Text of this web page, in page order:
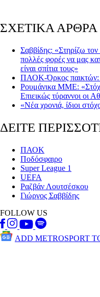
ΣΧΕΤΙΚΑ ΑΡΘΡΑ
Σαββίδης: «Στηρίζω
πολλές φορές να μας
είναι σπίτια τους»
ΠΑΟΚ-Όρκος παικτών:
Ρουμάνικα ΜΜΕ:
Επιεικώς τύραννοι οι
«Νέα χρονιά, ίδιοι
ΔΕΙΤΕ
ΠΑΟΚ
Ποδόσφαιρο
Super League 1
UEFA
Ραζβάν Λουτσέσκου
Γιώργος Σαββίδης
FOLLOW US
ADD METROSPORT